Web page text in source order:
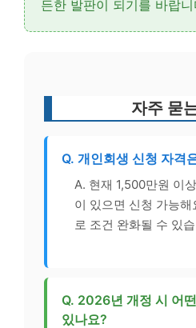
든한 발판이 되기를 바랍니
자주 묻
Q. 개인회생 신청 자격
A. 현재 1,500만원 이
이 있으면 신청 가능
로 조건 완화될 수 있
Q. 2026년 개정 시 어
있나요?